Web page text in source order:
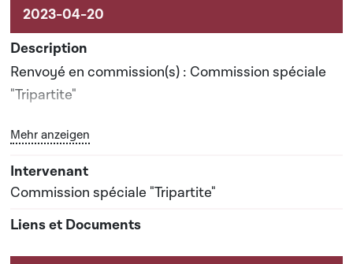
Renvoyé en commission(s) : Commission spéciale
"Tripartite"
Date prévisionnelle du rapport de commission : 22-
06-2023
Bouton graphique servant à afficher ou cacher tous
Mehr anzeigen
Commission spéciale "Tripartite"